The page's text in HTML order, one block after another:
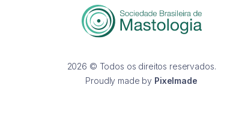
2026 © Todos os direitos reservados.
Proudly made by Pixelmade